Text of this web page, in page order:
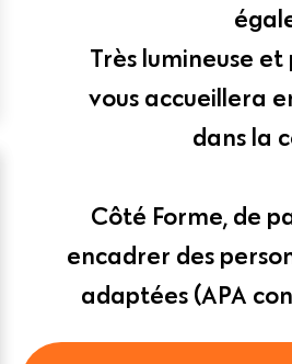
Très lumineuse
vous accueillera
dans la
Côté Forme, de
encadrer des
adaptées (APA